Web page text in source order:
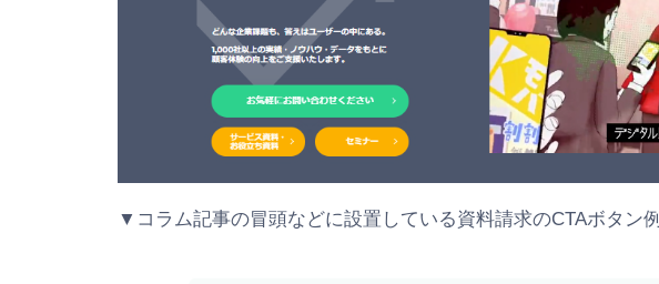
▼コラム記事の冒頭などに設置している資料請求のCTAボタン例